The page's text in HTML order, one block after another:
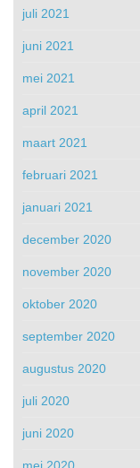
juli 2021
juni 2021
mei 2021
april 2021
maart 2021
februari 2021
januari 2021
december 2020
november 2020
oktober 2020
september 2020
augustus 2020
juli 2020
juni 2020